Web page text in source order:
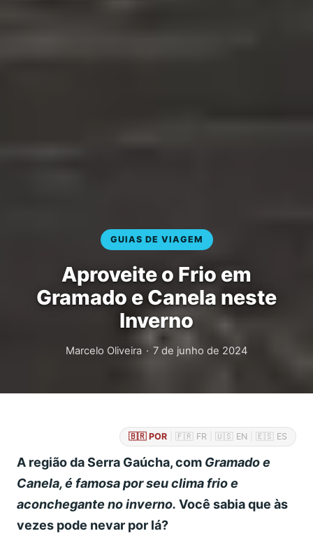
GUIAS DE VIAGEM
Aproveite o Frio em
Gramado e Canela neste
Inverno
Marcelo Oliveira · 7 de junho de 2024
🇧🇷 POR 🇫🇷 FR 🇺🇸 EN 🇪🇸 ES
A região da Serra Gaúcha, com Gramado e
Canela, é famosa por seu clima frio e
aconchegante no inverno. Você sabia que às
vezes pode nevar por lá?